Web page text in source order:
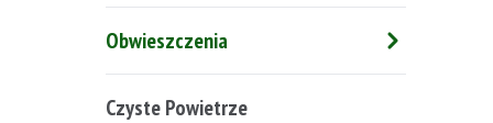
Obwieszczenia
Czyste Powietrze